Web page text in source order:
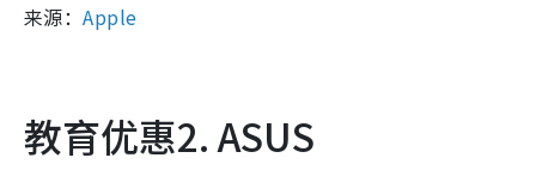
来源：Apple
教育优惠2. ASUS